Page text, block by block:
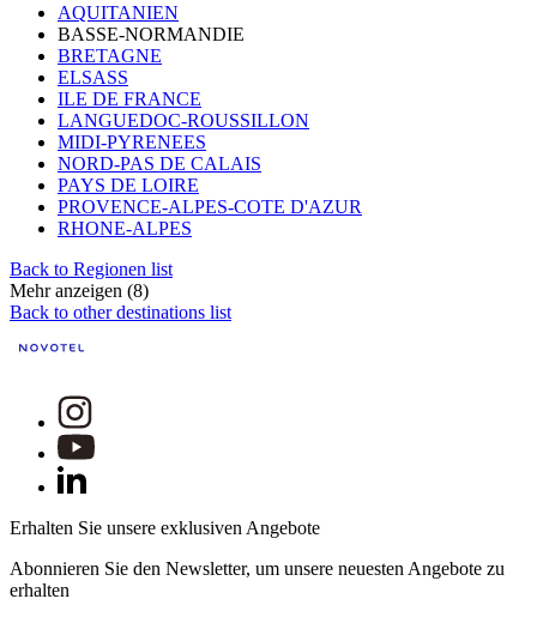
AQUITANIEN
BASSE-NORMANDIE
BRETAGNE
ELSASS
ILE DE FRANCE
LANGUEDOC-ROUSSILLON
MIDI-PYRENEES
NORD-PAS DE CALAIS
PAYS DE LOIRE
PROVENCE-ALPES-COTE D'AZUR
RHONE-ALPES
Back to Regionen list
Mehr anzeigen (8)
Back to other destinations list
Erhalten Sie unsere exklusiven Angebote
Abonnieren Sie den Newsletter, um unsere neuesten Angebote zu
erhalten